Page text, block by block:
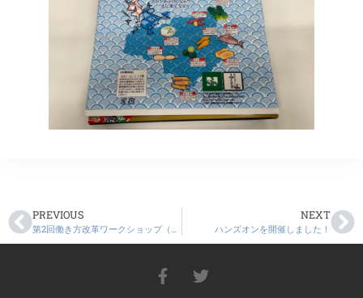
PREVIOUS
第2回働き方改革ワークショップ（カエル会議）
NEXT
ハンズオンを開催しました！